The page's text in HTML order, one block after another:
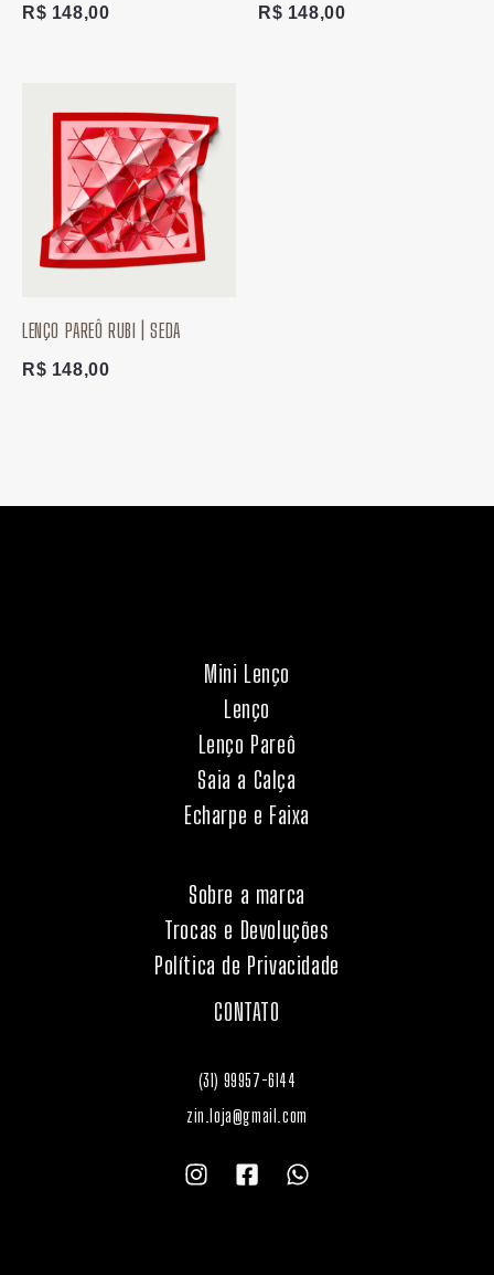
R$ 148,00 R$ 148,00
LENÇO PAREÔ RUBI | SEDA
R$ 148,00
Mini Lenço
Lenço
Lenço Pareô
Saia a Calça
Echarpe e Faixa
Sobre a marca
Trocas e Devoluções
Política de Privacidade
CONTATO
(31) 99957-6144
zin.loja@gmail.com